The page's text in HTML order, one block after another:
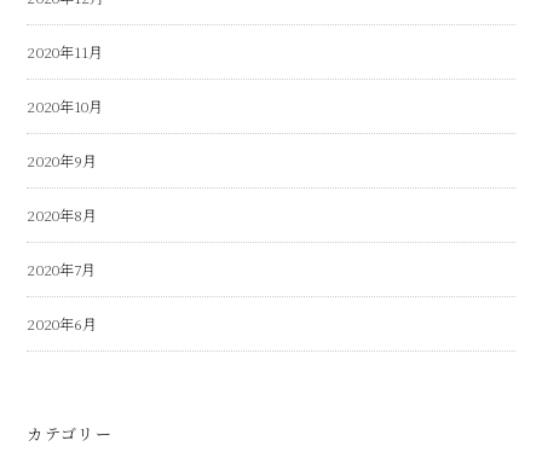
2020年11月
2020年10月
2020年9月
2020年8月
2020年7月
2020年6月
カテゴリー